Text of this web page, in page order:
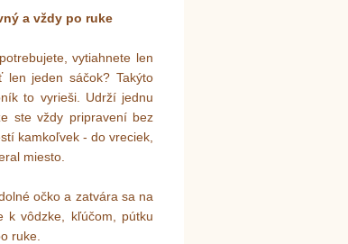
a vždy po ruke
vytiahnete len
jeden sáčok? Takýto
to vyrieši. Udrží jednu
ste vždy pripravení bez
kamkoľvek - do vreciek,
miesto.
očko a zatvára sa na
k vôdzke, kľúčom, pútku
ruke.